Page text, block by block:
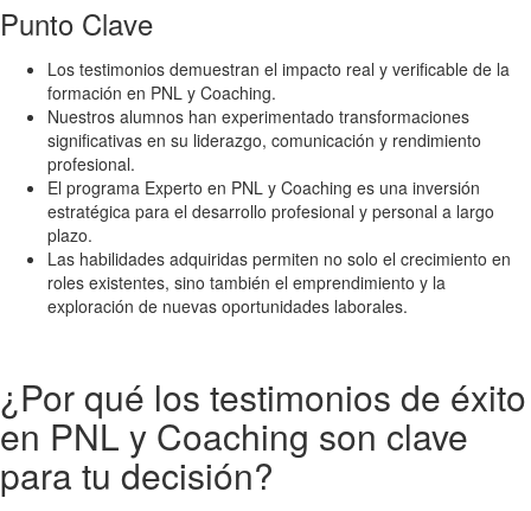
Punto Clave
Los testimonios demuestran el impacto real y verificable de la
formación en PNL y Coaching.
Nuestros alumnos han experimentado transformaciones
significativas en su liderazgo, comunicación y rendimiento
profesional.
El programa Experto en PNL y Coaching es una inversión
estratégica para el desarrollo profesional y personal a largo
plazo.
Las habilidades adquiridas permiten no solo el crecimiento en
roles existentes, sino también el emprendimiento y la
exploración de nuevas oportunidades laborales.
¿Por qué los testimonios de éxito
en PNL y Coaching son clave
para tu decisión?